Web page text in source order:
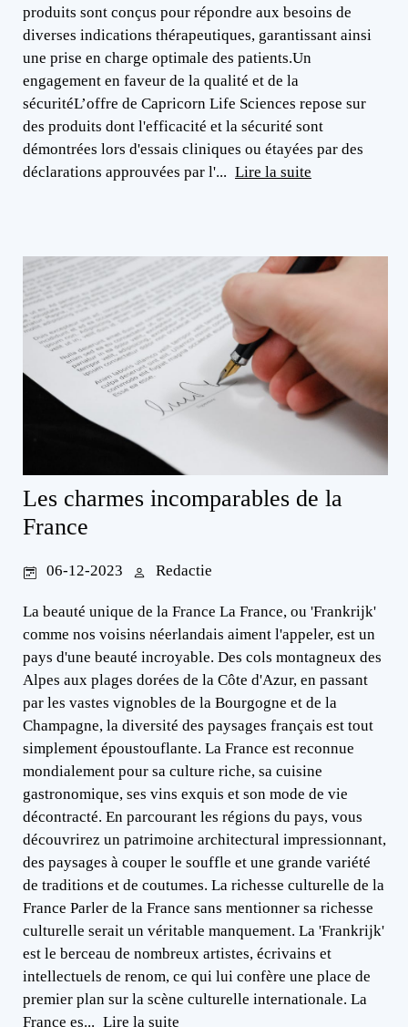
produits sont conçus pour répondre aux besoins de
diverses indications thérapeutiques, garantissant ainsi
une prise en charge optimale des patients.Un
engagement en faveur de la qualité et de la
sécuritéL’offre de Capricorn Life Sciences repose sur
des produits dont l'efficacité et la sécurité sont
démontrées lors d'essais cliniques ou étayées par des
déclarations approuvées par l'... Lire la suite
Les charmes incomparables de la
France
06-12-2023 Redactie
La beauté unique de la France La France, ou 'Frankrijk'
comme nos voisins néerlandais aiment l'appeler, est un
pays d'une beauté incroyable. Des cols montagneux des
Alpes aux plages dorées de la Côte d'Azur, en passant
par les vastes vignobles de la Bourgogne et de la
Champagne, la diversité des paysages français est tout
simplement époustouflante. La France est reconnue
mondialement pour sa culture riche, sa cuisine
gastronomique, ses vins exquis et son mode de vie
décontracté. En parcourant les régions du pays, vous
découvrirez un patrimoine architectural impressionnant,
des paysages à couper le souffle et une grande variété
de traditions et de coutumes. La richesse culturelle de la
France Parler de la France sans mentionner sa richesse
culturelle serait un véritable manquement. La 'Frankrijk'
est le berceau de nombreux artistes, écrivains et
intellectuels de renom, ce qui lui confère une place de
premier plan sur la scène culturelle internationale. La
France es... Lire la suite